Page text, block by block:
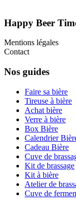
Happy Beer
Mentions légales
Contact
Nos guides
Faire sa bière
Tireuse à bière
Achat bière
Verre à bière
Box Bière
Calendrier
Cadeau Bière
Cuve de
Kit de brassage
Kit à bière
Atelier de
Cuve de